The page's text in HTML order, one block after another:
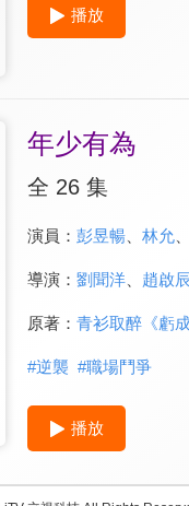
播放
年少有為
全 26 集
演員： 彭昱暢、 林允、
導演： 劉聞洋、 趙啟辰
原著： 青衫取醉《虧
#逆襲 #職場鬥爭
播放